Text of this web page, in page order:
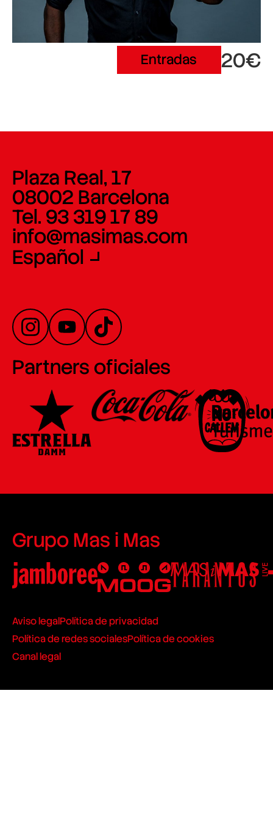
Entradas 20€
Plaza Real, 17
08002 Barcelona
Tel. 93 319 17 89
info@masimas.com
Español
Partners oficiales
Grupo Mas i Mas
Aviso legalPolítica de privacidad
Política de redes socialesPolítica de cookies
Canal legal